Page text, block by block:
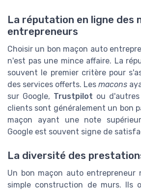
La réputation en ligne des
entrepreneurs
Choisir un bon maçon auto
n'est pas une mince affaire. La
souvent le premier critère pour
des services offerts. Les macons
sur Google, Trustpilot ou
clients sont généralement un bon
maçon ayant une note
Google est souvent signe de
La diversité des
Un bon maçon auto entrepreneur
simple construction de murs. Ils